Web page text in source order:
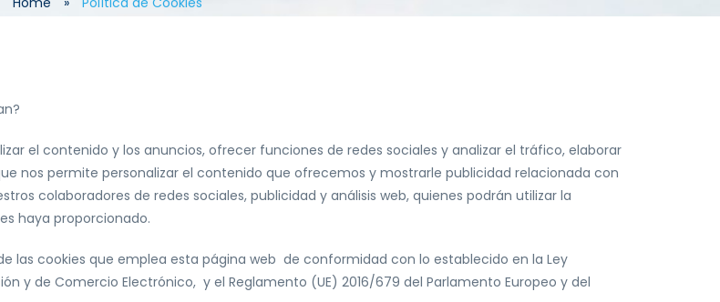
el contenido y los anuncios, ofrecer funciones de redes sociales y analizar el tráfico, elaborar
nos permite personalizar el contenido que ofrecemos y mostrarle publicidad relacionada con
colaboradores de redes sociales, publicidad y análisis web, quienes podrán utilizar la
haya proporcionado.
las cookies que emplea esta página web de conformidad con lo establecido en la Ley
y de Comercio Electrónico, y el Reglamento (UE) 2016/679 del Parlamento Europeo y del